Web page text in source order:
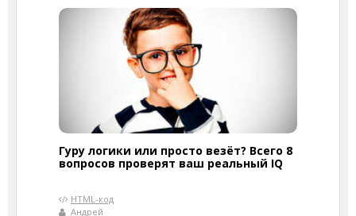
Гуру логики или просто везёт? Всего 8
вопросов проверят ваш реальный IQ
HTML-код
Андрей